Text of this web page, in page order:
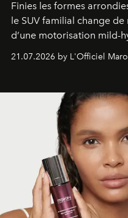
Finies les formes
le SUV familial change
d’une motorisation mild-
économe. à n’en pas
gagné en maturité.
21.07.2026 by L'Officiel